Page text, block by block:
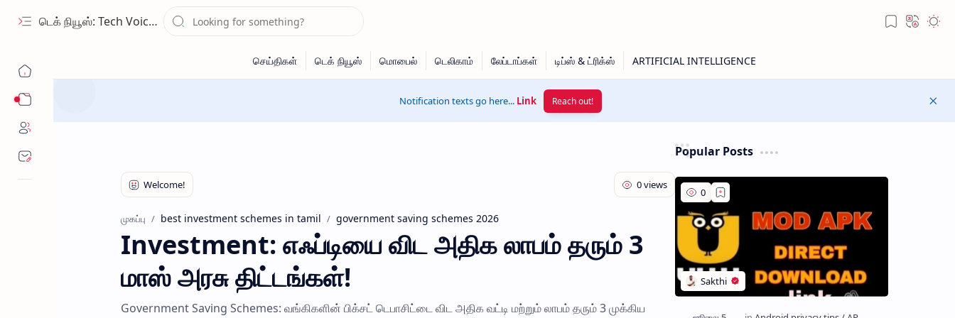
டெக் நியூஸ்: Tech Voice Tamil - தமிழ் டெக் & 2026 AI செய்திகள்.
Notification texts go here... Link Reach out!
முகப்பு best investment schemes in tamil government saving schemes 2026
Investment: எஃப்டியை விட அதிக லாபம் தரும் 3
மாஸ் அரசு திட்டங்கள்!
Government Saving Schemes: வங்கிகளின் பிக்சட் டெபாசிட்டை விட அதிக வட்டி மற்றும் லாபம் தரும் 3 முக்கிய
Popular Posts